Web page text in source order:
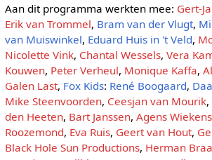
Aan dit programma werkten mee: Gert-
Erik van Trommel, Bram van der Vlugt,
van Muiswinkel, Eduard Huis in 't Veld,
Nicolette Vink, Chantal Wessels, Vera
Kouwen, Peter Verheul, Monique Kaffa,
Galen Last, Fox Kids: René Boogaard,
Mike Steenvoorden, Ceesjan van Mourik,
den Heeten, Bart Janssen, Agens Wiekens
Roozemond, Eva Ruis, Geert van Hout,
Black Hole Sun Productions, Herman